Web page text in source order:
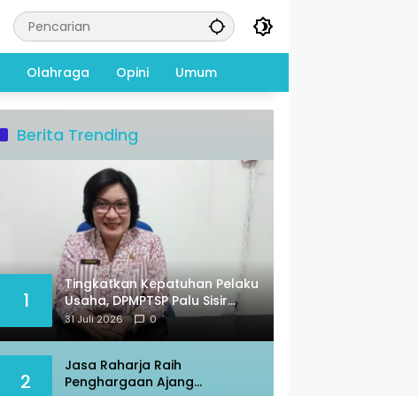
Olahraga Opini Umum
Berita Trending
1
Tingkatkan Kepatuhan Pelaku
Usaha, DPMPTSP Palu Sisir
Warkop – Restoran
31 Juli 2026 0
2
Jasa Raharja Raih
Penghargaan Ajang